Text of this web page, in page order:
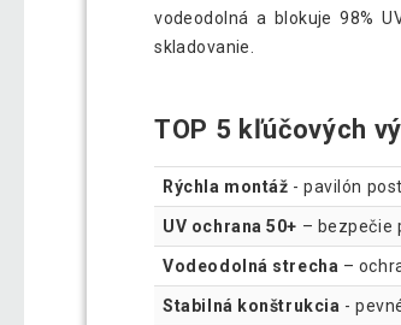
vodeodolná a blokuje 98%
skladovanie.
TOP 5 kľúčových
Rýchla montáž - pavilón
UV ochrana 50+ – bezpečie
Vodeodolná strecha –
Stabilná konštrukcia -